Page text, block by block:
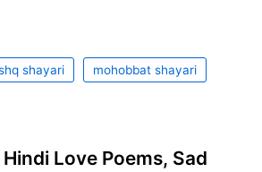
shayari mohobbat shayari
Love Poems, Sad